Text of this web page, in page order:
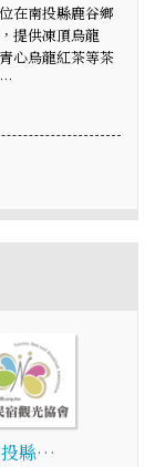
在南投縣鹿谷鄉
提供凍頂烏龍
心烏龍紅茶等茶
投縣…